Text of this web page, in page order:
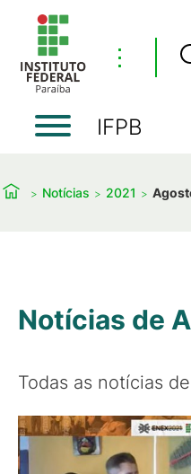
⋮
IFPB
Notícias 2021
Notícias de
Todas as notícias